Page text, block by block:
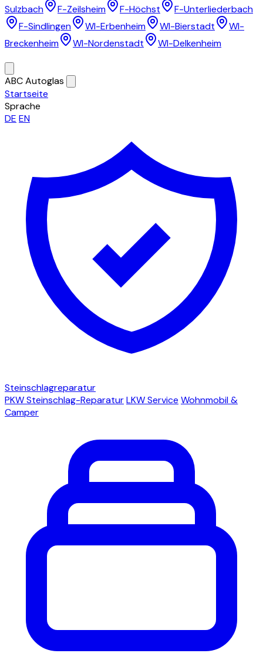
Sulzbach
F-Zeilsheim F-Höchst
F-Unterliederbach
F-Sindlingen
WI-Erbenheim WI-Bierstadt
WI-
Breckenheim
WI-Nordenstadt
WI-Delkenheim
ABC Autoglas
Startseite
Sprache
DE EN
Steinschlagreparatur
PKW Steinschlag-ReparaturLKW Service Wohnmobil &
Camper